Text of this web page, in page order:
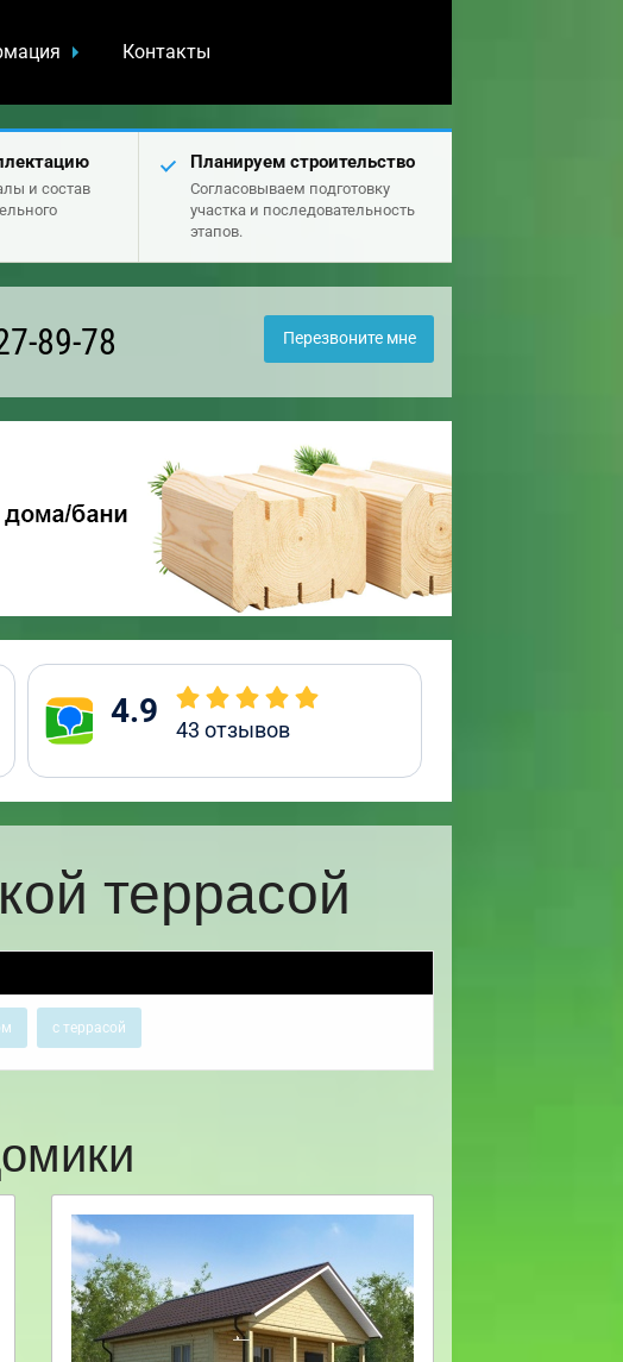
Контакты
и состав
Планируем строительство
Согласовываем подготовку
участка и последовательность
этапов.
89-78 Перезвоните мне
4.9 43 отзывов
террасой
с террасой